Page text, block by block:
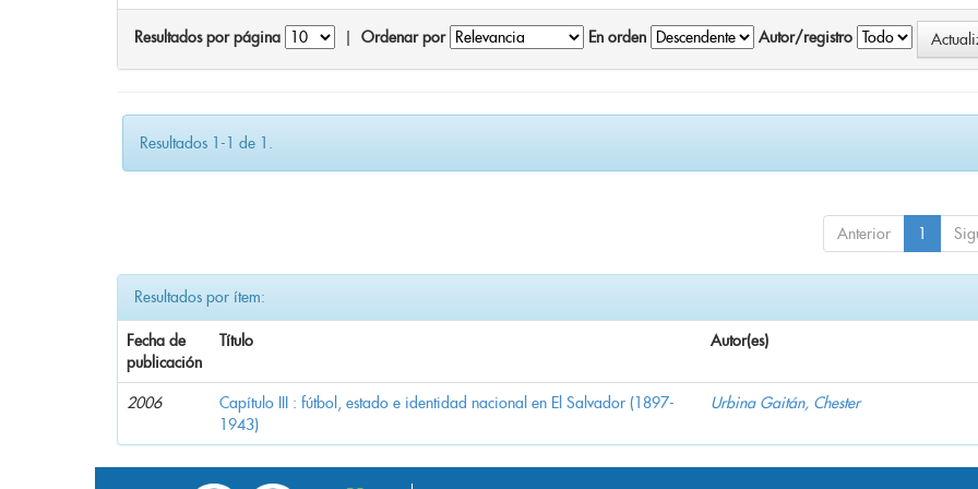
Resultados por página Ordenar por En orden Autor/registro
Resultados 1-1 de 1.
Anterior 1
Resultados por ítem:
Fecha de
publicación
Título Autor(es)
2006
Capítulo III : fútbol, estado e identidad nacional en El Salvador (1897-
1943)
Urbina Gaitán, Chester